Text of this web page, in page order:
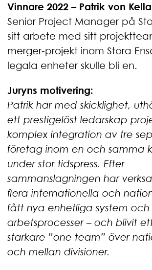
Vinnare 2022 – Patrik von
Senior Project Manager på
sitt arbete med sitt
merger-projekt inom Stora
legala enheter skulle bli en.
Juryns motivering:
Patrik har med skicklighet,
ett prestigelöst ledarskap
komplex integration av tre
företag inom en och samma
under stor tidspress. Efter
sammanslagningen har
flera internationella och
fått nya enhetliga system och
arbetsprocesser – och blivit
starkare ”one team” över
och mellan divisioner.